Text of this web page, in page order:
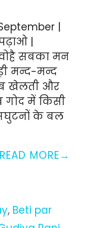
|
|
वोहै सबका मन
मन्द-मन्द
खेलती और
गोद में किसी
के बल
READ MORE
, Beti par